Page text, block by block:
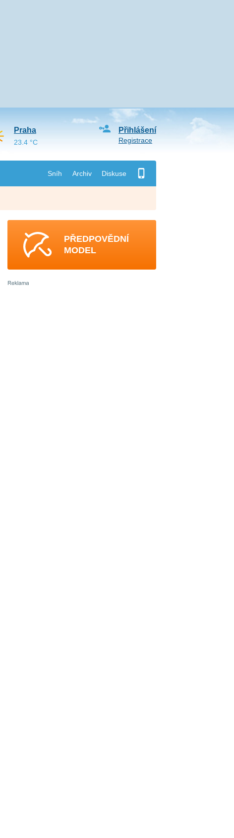
Sníh Archiv Diskuse
Přihlášení
Registrace
Praha
23.4 °C
PŘEDPOVĚDNÍ
MODEL